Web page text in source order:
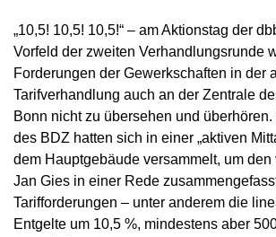
„10,5! 10,5! 10,5!“ – am Aktionstag der
Vorfeld der zweiten Verhandlungsrunde
Forderungen der Gewerkschaften in der
Tarifverhandlung auch an der Zentrale
Bonn nicht zu übersehen und
des BDZ hatten sich in einer „aktiven
dem Hauptgebäude versammelt, um
Jan Gies in einer Rede
Tarifforderungen – unter anderem die
Entgelte um 10,5 %, mindestens aber